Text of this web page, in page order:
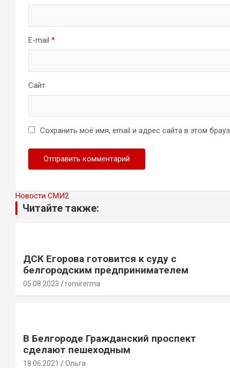
E-mail *
Сайт
Сохранить моё имя, email и адрес сайта в этом
Новости СМИ2
Читайте также:
ДСК Егорова готовится к суду с
белгородским предпринимателем
05.08.2023 romirerma
В Белгороде Гражданский проспект
сделают пешеходным
18.06.2021 Ольга